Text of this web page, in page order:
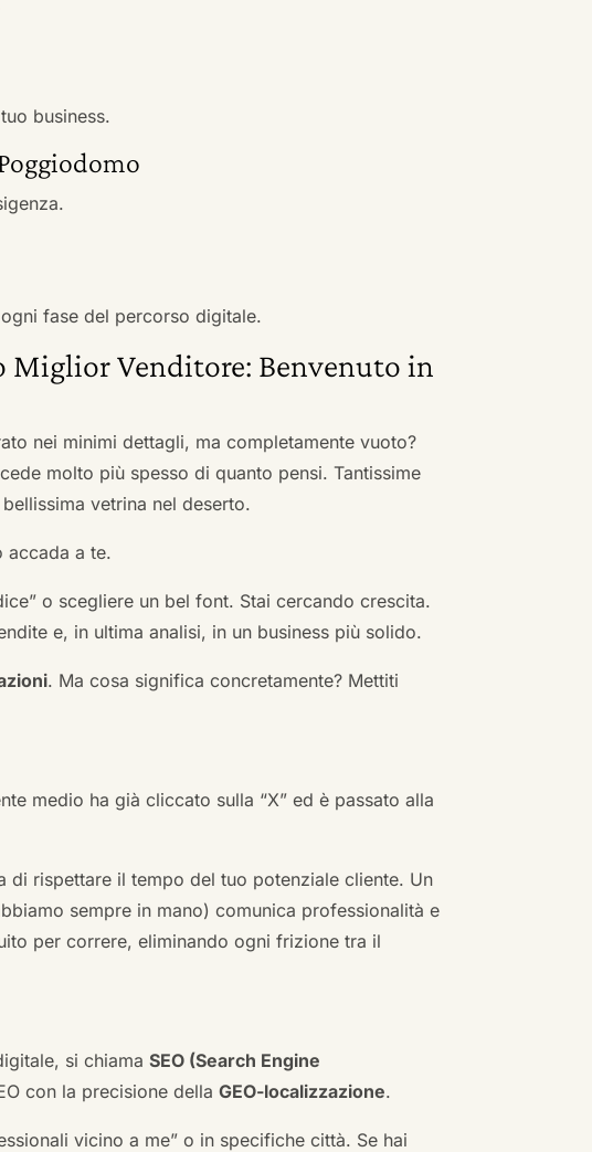
business.
fase del percorso digitale.
Miglior Venditore: Benvenuto in
nei minimi dettagli, ma completamente vuoto?
molto più spesso di quanto pensi. Tantissime
vetrina nel deserto.
accada a te.
o scegliere un bel font. Stai cercando crescita.
e, in ultima analisi, in un business più solido.
. Ma cosa significa concretamente? Mettiti
medio ha già cliccato sulla “X” ed è passato alla
rispettare il tempo del tuo potenziale cliente. Un
sempre in mano) comunica professionalità e
per correre, eliminando ogni frizione tra il
si chiamaSEO (Search Engine
con la precisione dellaGEO-localizzazione.
vicino a me” o in specifiche città. Se hai